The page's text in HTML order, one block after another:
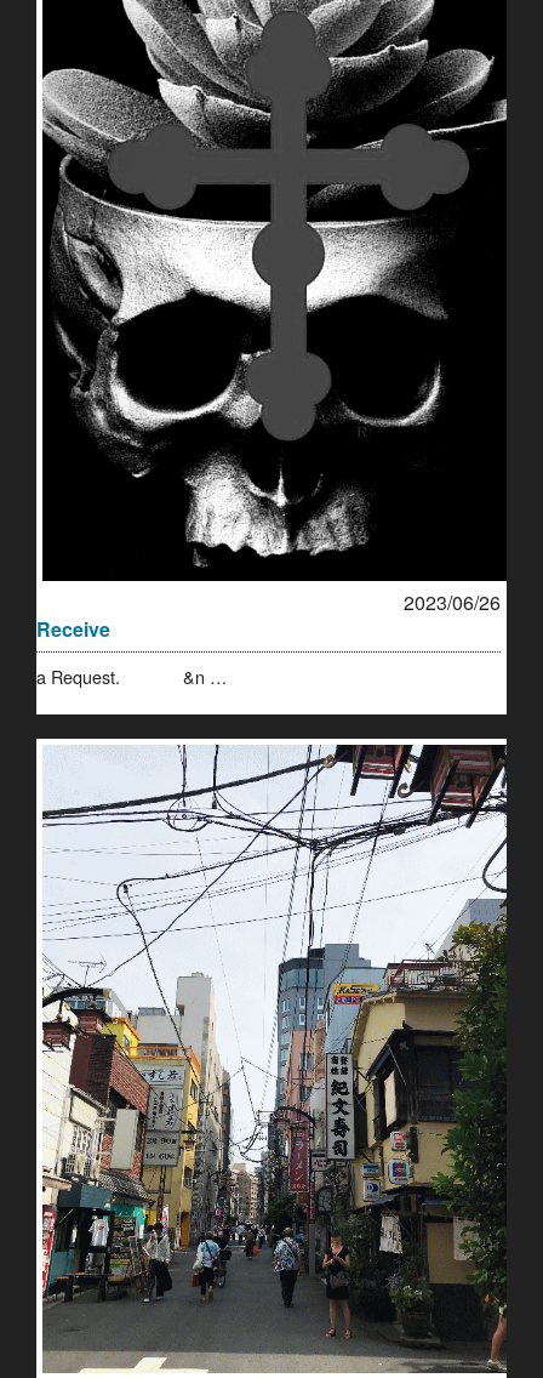
2023/06/26
Receive
a Request. &n …